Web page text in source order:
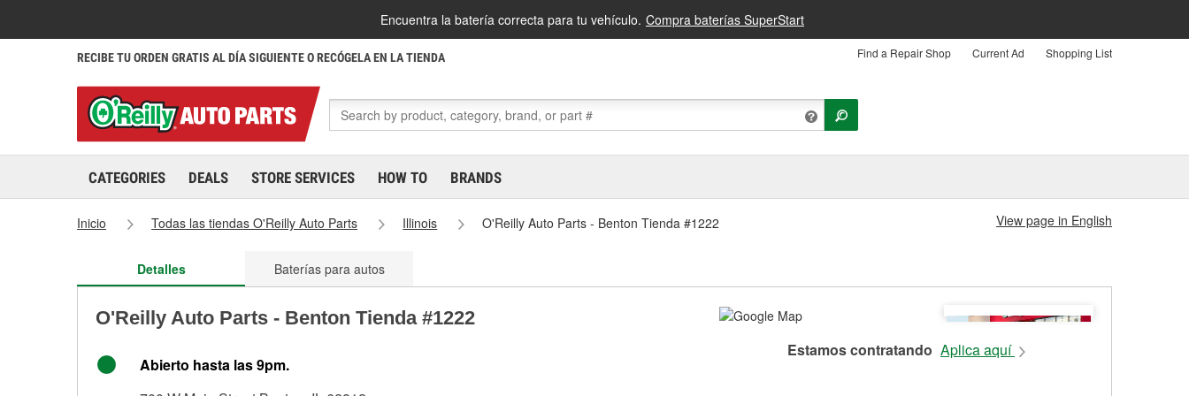
Encuentra la batería correcta para tu vehículo. Compra baterías SuperStart
RECIBE TU ORDEN GRATIS AL DÍA SIGUIENTE O RECÓGELA EN LA TIENDA Find a Repair Shop Current Ad Shopping List
CATEGORIES DEALS STORE SERVICES HOW TO BRANDS
Inicio Todas las tiendas O'Reilly Auto Parts Illinois O'Reilly Auto Parts - Benton Tienda #1222 View page in English
Detalles Baterías para autos
O'Reilly Auto Parts - Benton Tienda #1222
Abierto hasta las 9pm.
Estamos contratando Aplica aquí